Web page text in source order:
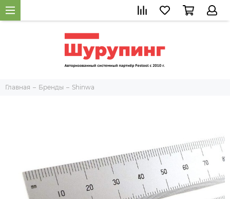
Главная Бренды Shinwa